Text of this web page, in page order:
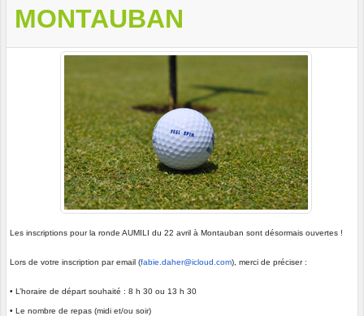
MONTAUBAN
Les inscriptions pour la ronde AUMILI du 22 avril à Montauban sont désormais ouvertes !
Lors de votre inscription par email (fabie.daher@icloud.com), merci de préciser :
• L’horaire de départ souhaité : 8 h 30 ou 13 h 30
• Le nombre de repas (midi et/ou soir)